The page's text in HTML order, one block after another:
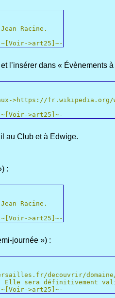
Racine.
>art25]~-
l’insérer dans « Évènements
>https://
>art25]~-
au Club et à Edwige.
:
Racine.
>art25]~-
journée ») :
decouvrir/
sera définitivement
>art25]~-